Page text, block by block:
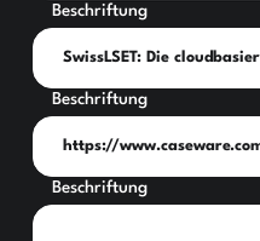
Beschriftung
Beschriftung
Beschriftung